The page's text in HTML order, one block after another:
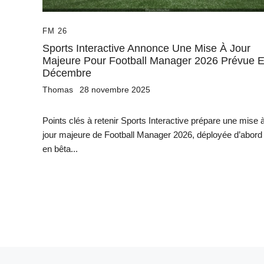
FM 26
Sports Interactive Annonce Une Mise À Jour
Majeure Pour Football Manager 2026 Prévue
Décembre
Thomas 28 novembre 2025
Points clés à retenir Sports Interactive prépare une mise
jour majeure de Football Manager 2026, déployée d’abord
en bêta...